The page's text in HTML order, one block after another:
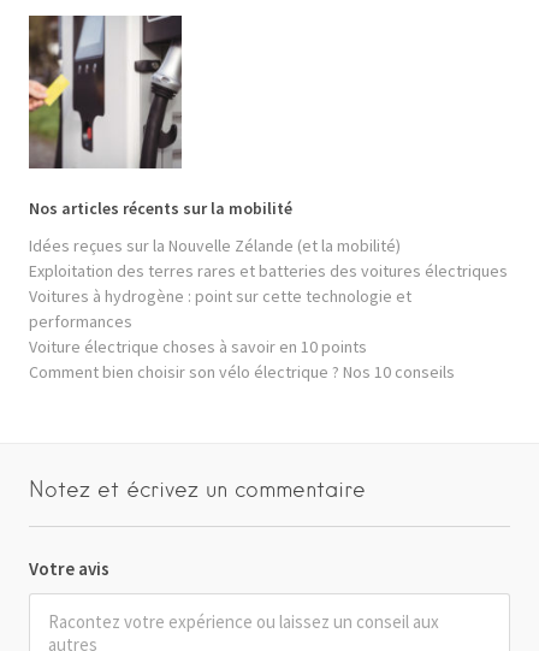
Nos articles récents sur la mobilité
Idées reçues sur la Nouvelle Zélande (et la mobilité)
Exploitation des terres rares et batteries des voitures électriques
Voitures à hydrogène : point sur cette technologie et
performances
Voiture électrique choses à savoir en 10 points
Comment bien choisir son vélo électrique ? Nos 10 conseils
Notez et écrivez un commentaire
Votre avis